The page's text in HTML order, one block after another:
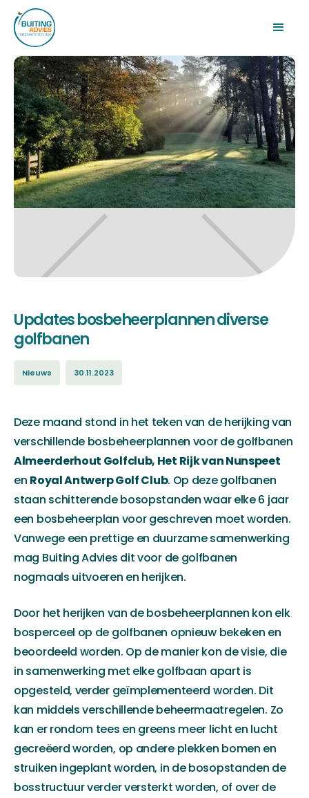
Updates bosbeheerplannen diverse
golfbanen
Nieuws 30.11.2023
Deze maand stond in het teken van de herijking van
verschillende bosbeheerplannen voor de golfbanen
Almeerderhout Golfclub, Het Rijk van Nunspeet
en Royal Antwerp Golf Club. Op deze golfbanen
staan schitterende bosopstanden waar elke 6 jaar
een bosbeheerplan voor geschreven moet worden.
Vanwege een prettige en duurzame samenwerking
mag Buiting Advies dit voor de golfbanen
nogmaals uitvoeren en herijken.
Door het herijken van de bosbeheerplannen kon elk
bosperceel op de golfbanen opnieuw bekeken en
beoordeeld worden. Op de manier kon de visie, die
in samenwerking met elke golfbaan apart is
opgesteld, verder geïmplementeerd worden. Dit
kan middels verschillende beheermaatregelen. Zo
kan er rondom tees en greens meer licht en lucht
gecreëerd worden, op andere plekken bomen en
struiken ingeplant worden, in de bosopstanden de
bosstructuur verder versterkt worden, of over de